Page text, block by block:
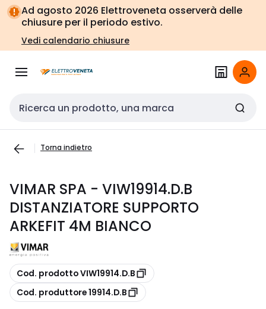
Vai alla
navigazione
Vai
alla
pagina
Ad agosto 2026 Elettroveneta osserverà delle
chiusure per il periodo estivo.
Vedi calendario chiusure
Cerca input
Torna indietro
VIMAR SPA - VIW19914.D.B
DISTANZIATORE SUPPORTO
ARKEFIT 4M BIANCO
copia
Cod. prodotto VIW19914.D.B
copia
Cod. produttore 19914.D.B